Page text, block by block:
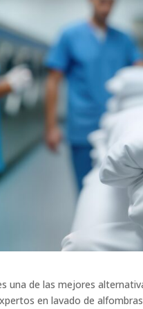
una de las mejores
en lavado de